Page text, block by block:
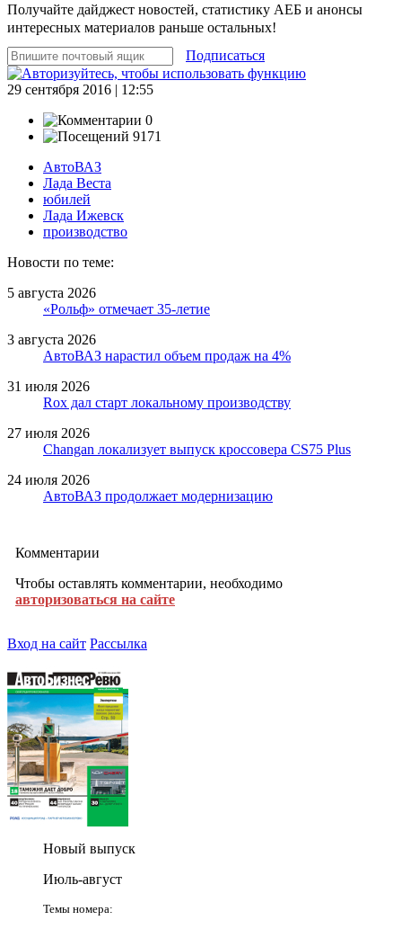
Получайте дайджест новостей, статистику АЕБ и анонсы
интересных материалов раньше остальных!
Подписаться
29 сентября 2016 | 12:55
0
9171
АвтоВАЗ
Лада Веста
юбилей
Лада Ижевск
производство
Новости по теме:
5 августа 2026
«Рольф» отмечает 35-летие
3 августа 2026
АвтоВАЗ нарастил объем продаж на 4%
31 июля 2026
Rox дал старт локальному производству
27 июля 2026
Changan локализует выпуск кроссовера CS75 Plus
24 июля 2026
АвтоВАЗ продолжает модернизацию
Комментарии
Чтобы оставлять комментарии, необходимо
авторизоваться на сайте
Вход на сайт Рассылка
Новый выпуск
Июль-август
Темы номера: